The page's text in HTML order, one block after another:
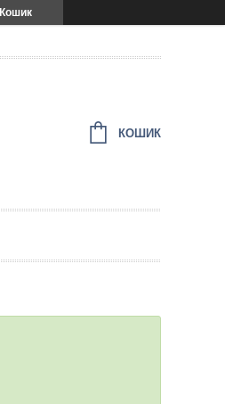
Кошик
КОШИК